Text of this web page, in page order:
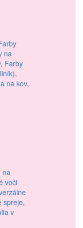
na
, Farby
,
na kov,
na
voči
spreje,
v